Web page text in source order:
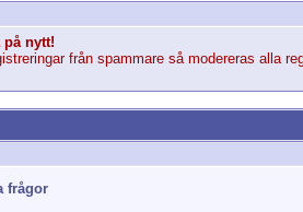
på nytt!
från spammare så modereras alla
frågor